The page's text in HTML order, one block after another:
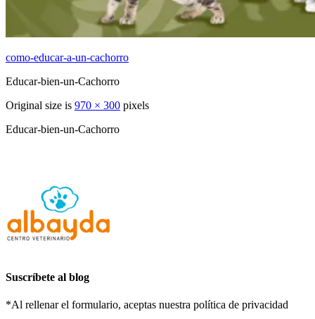
como-educar-a-un-cachorro
Educar-bien-un-Cachorro
Original size is 970 × 300 pixels
Educar-bien-un-Cachorro
Suscríbete al blog
*Al rellenar el formulario, aceptas nuestra política de privacidad